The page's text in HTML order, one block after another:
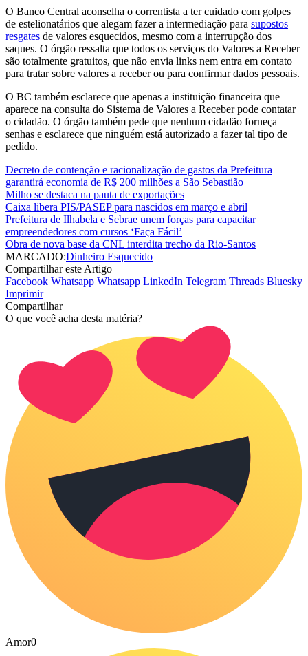
O Banco Central aconselha o correntista a ter cuidado com golpes
de estelionatários que alegam fazer a intermediação para supostos
resgates de valores esquecidos, mesmo com a interrupção dos
saques. O órgão ressalta que todos os serviços do Valores a Receber
são totalmente gratuitos, que não envia links nem entra em contato
para tratar sobre valores a receber ou para confirmar dados pessoais.
O BC também esclarece que apenas a instituição financeira que
aparece na consulta do Sistema de Valores a Receber pode contatar
o cidadão. O órgão também pede que nenhum cidadão forneça
senhas e esclarece que ninguém está autorizado a fazer tal tipo de
pedido.
Decreto de contenção e racionalização de gastos da Prefeitura
garantirá economia de R$ 200 milhões a São Sebastião
Milho se destaca na pauta de exportações
Caixa libera PIS/PASEP para nascidos em março e abril
Prefeitura de Ilhabela e Sebrae unem forças para capacitar
empreendedores com cursos ‘Faça Fácil’
Obra de nova base da CNL interdita trecho da Rio-Santos
MARCADO:Dinheiro Esquecido
Compartilhar este Artigo
Facebook Whatsapp Whatsapp LinkedIn Telegram Threads Bluesky
Imprimir
Compartilhar
O que você acha desta matéria?
Amor0